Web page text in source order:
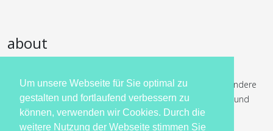
Um unsere Webseite für Sie optimal zu
gestalten und fortlaufend verbessern zu
können, verwenden wir Cookies. Durch die
weitere Nutzung der Webseite stimmen Sie
about
historische Liebesromane und Krimis. Dabei gilt ihre besondere
Liebe den britischen Inseln und dem späten achtzehnten und
frühen neunzehnten Jahrhundert.